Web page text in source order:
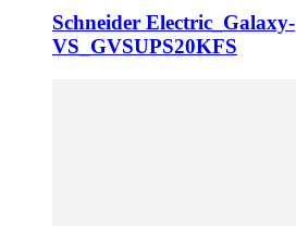
Schneider Electric_Galaxy-
VS_GVSUPS20KFS